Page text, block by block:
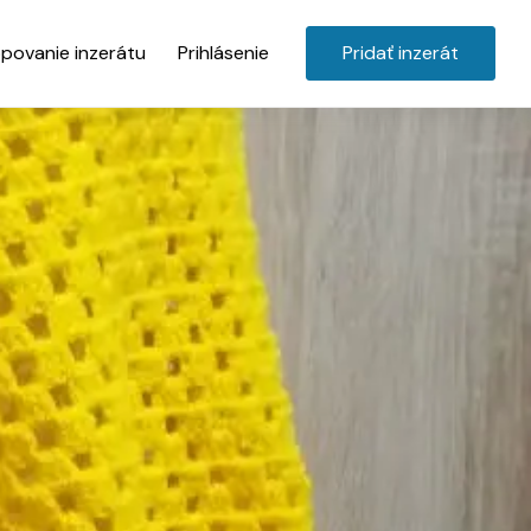
inzerátu Prihlásenie Pridať inzerát